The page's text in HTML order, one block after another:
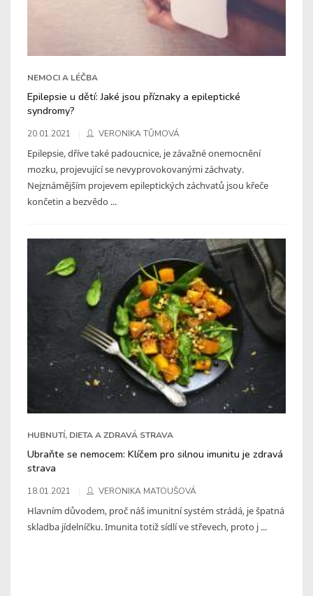
NEMOCI A LÉČBA
Epilepsie u dětí: Jaké jsou příznaky a epileptické
syndromy?
20.01.2021 VERONIKA TŮMOVÁ
Epilepsie, dříve také padoucnice, je závažné onemocnění
mozku, projevující se nevyprovokovanými záchvaty.
Nejznámějším projevem epileptických záchvatů jsou křeče
končetin a bezvědo ...
HUBNUTÍ, DIETA A ZDRAVÁ STRAVA
Ubraňte se nemocem: Klíčem pro silnou imunitu je zdravá
strava
18.01.2021 VERONIKA MATOUŠOVÁ
Hlavním důvodem, proč náš imunitní systém strádá, je špatná
skladba jídelníčku. Imunita totiž sídlí ve střevech, proto j ...